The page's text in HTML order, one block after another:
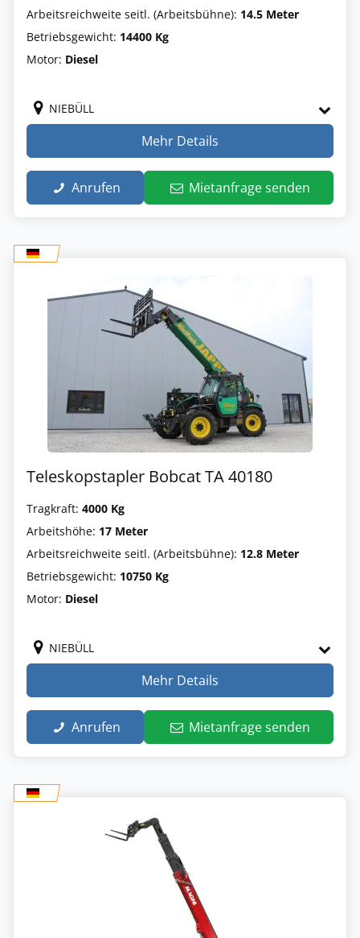
Arbeitsreichweite seitl. (Arbeitsbühne): 14.5 Meter
Betriebsgewicht: 14400 Kg
Motor: Diesel
NIEBÜLL
Mehr Details
Anrufen Mietanfrage senden
Teleskopstapler Bobcat TA 40180
Tragkraft: 4000 Kg
Arbeitshöhe: 17 Meter
Arbeitsreichweite seitl. (Arbeitsbühne): 12.8 Meter
Betriebsgewicht: 10750 Kg
Motor: Diesel
NIEBÜLL
Mehr Details
Anrufen Mietanfrage senden